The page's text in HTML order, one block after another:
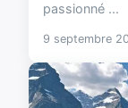
passionné ...
9 septembre